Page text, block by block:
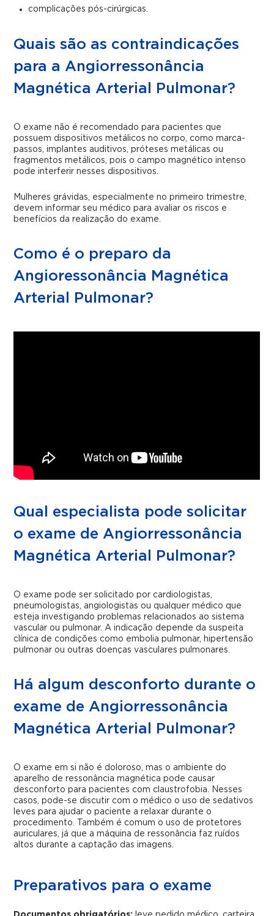
complicações pós-cirúrgicas.
Quais são as contraindicações
para a Angiorressonância
Magnética Arterial Pulmonar?
O exame não é recomendado para pacientes que
possuem dispositivos metálicos no corpo, como marca-
passos, implantes auditivos, próteses metálicas ou
fragmentos metálicos, pois o campo magnético intenso
pode interferir nesses dispositivos.
Mulheres grávidas, especialmente no primeiro trimestre,
devem informar seu médico para avaliar os riscos e
benefícios da realização do exame.
Como é o preparo da
Angioressonância Magnética
Arterial Pulmonar?
Qual especialista pode solicitar
o exame de Angiorressonância
Magnética Arterial Pulmonar?
O exame pode ser solicitado por cardiologistas,
pneumologistas, angiologistas ou qualquer médico que
esteja investigando problemas relacionados ao sistema
vascular ou pulmonar. A indicação depende da suspeita
clínica de condições como embolia pulmonar, hipertensão
pulmonar ou outras doenças vasculares pulmonares.
Há algum desconforto durante o
exame de Angiorressonância
Magnética Arterial Pulmonar?
O exame em si não é doloroso, mas o ambiente do
aparelho de ressonância magnética pode causar
desconforto para pacientes com claustrofobia. Nesses
casos, pode-se discutir com o médico o uso de sedativos
leves para ajudar o paciente a relaxar durante o
procedimento. Também é comum o uso de protetores
auriculares, já que a máquina de ressonância faz ruídos
altos durante a captação das imagens.
Preparativos para o exame